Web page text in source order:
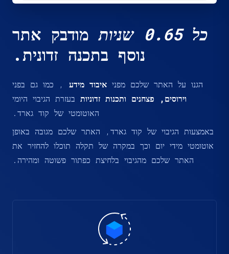
כל 0.65 שניות
מודבק אתר
נוסף בתכנה זדונית.
הגנו על האתר שלכם מפני איבוד מידע , כמו גם בפני
וירוסים, פצחנים ותכנות זדוניות בעזרת הגיבוי היומי
האוטומטי של קוד גארד.
באמצעות הגיבוי של קוד גארד, האתר שלכם מגובה באופן
אוטומטי מידי יום וכך במקרה של תקלה תוכלו להחזיר את
האתר שלכם מהגיבוי בלחיצת כפתור פשוטה ומהירה.